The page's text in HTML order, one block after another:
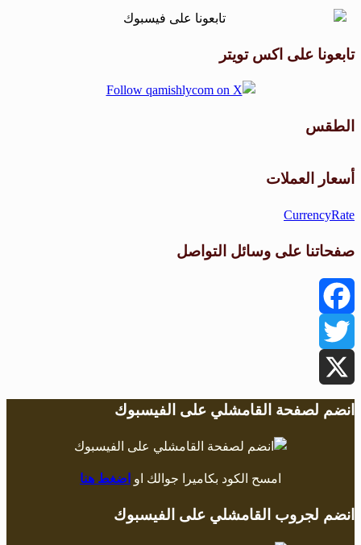
تابعونا على اكس تويتر
الطقس
أسعار العملات
CurrencyRate
صفحاتنا على وسائل التواصل
Facebook
Twitter
X
انضم لصفحة القامشلي على الفيسبوك
امسح الكود بكاميرا جوالك او اضغط هنا
انضم لجروب القامشلي على الفيسبوك